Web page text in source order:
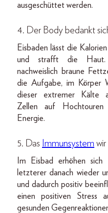
ausgeschüttet werden.
4. Der Body bedankt
Eisbaden lässt die
und strafft die Haut.
nachweislich braune
die Aufgabe, im Körper
dieser extremer Kälte
Zellen auf Hochtouren
Energie.
5. Das Immunsystem
Im Eisbad erhöhen
letzterer danach wieder
und dadurch positiv
einen positiven Stress
gesunden